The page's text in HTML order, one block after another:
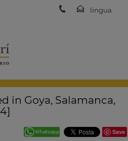
in Goya, Salamanca,
Save